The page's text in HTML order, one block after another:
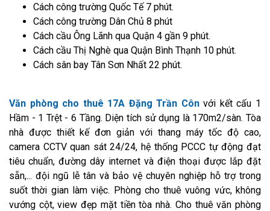
Cách công trường Quốc Tế 7 phút.
Cách công trường Dân Chủ 8 phút
Cách cầu Ông Lãnh qua Quận 4 gần 9 phút.
Cách cầu Thị Nghè qua Quận Bình Thạnh 10 phút.
Cách sân bay Tân Sơn Nhất 22 phút.
Văn phòng cho thuê 17A Đặng Trần Cônvới kết cấu 1
Hầm - 1 Trệt - 6 Tầng. Diện tích sử dụng là 170m2/sàn. Tòa
nhà được thiết kế đơn giản với thang máy tốc độ cao,
camera CCTV quan sát 24/24, hệ thống PCCC tự động đạt
tiêu chuẩn, đường dây internet và điện thoại được lắp đặt
sẵn,... đội ngũ lễ tân và bảo vệ chuyên nghiệp hỗ trợ trong
suốt thời gian làm việc. Phòng cho thuê vuông vức, không
vướng cột, view đẹp mặt tiền tòa nhà. Cho thuê văn phòng